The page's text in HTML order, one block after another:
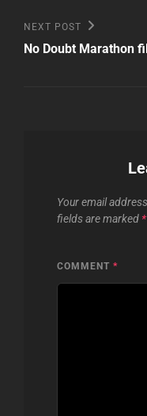
Next
Post
NEXT POST
No Doubt Marathon
Your email
fields are marked *
COMMENT *